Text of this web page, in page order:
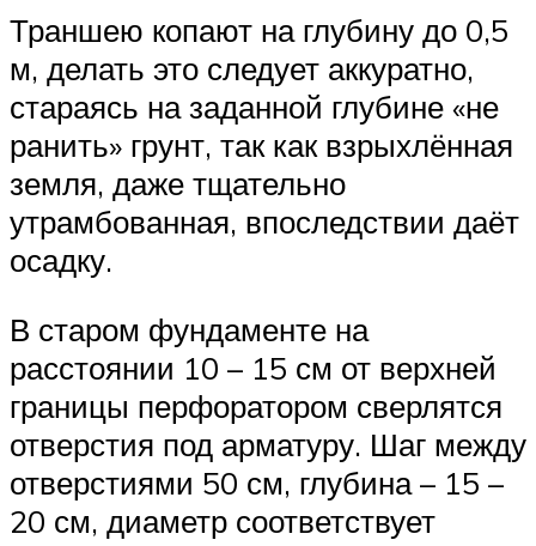
Траншею копают на глубину до 0,5
м, делать это следует аккуратно,
стараясь на заданной глубине «не
ранить» грунт, так как взрыхлённая
земля, даже тщательно
утрамбованная, впоследствии даёт
осадку.
В старом фундаменте на
расстоянии 10 – 15 см от верхней
границы перфоратором сверлятся
отверстия под арматуру. Шаг между
отверстиями 50 см, глубина – 15 –
20 см, диаметр соответствует